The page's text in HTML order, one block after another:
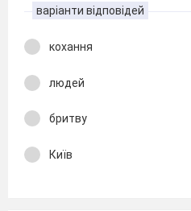
варіанти відповідей
кохання
людей
бритву
Київ